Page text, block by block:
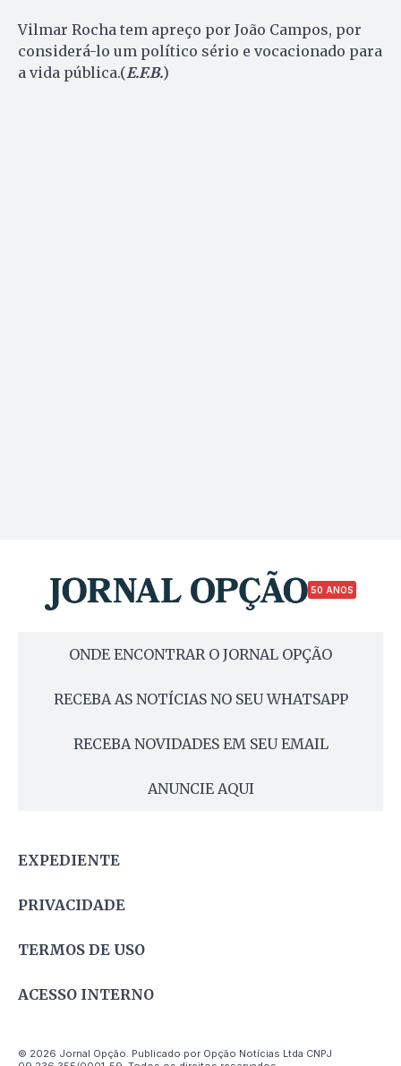
Vilmar Rocha tem apreço por João Campos, por
considerá-lo um político sério e vocacionado para
a vida pública.(E.F.B.)
50 ANOS
ONDE ENCONTRAR O JORNAL OPÇÃO
RECEBA AS NOTÍCIAS NO SEU WHATSAPP
RECEBA NOVIDADES EM SEU EMAIL
ANUNCIE AQUI
EXPEDIENTE
PRIVACIDADE
TERMOS DE USO
ACESSO INTERNO
© 2026 Jornal Opção. Publicado por Opção Notícias Ltda CNPJ